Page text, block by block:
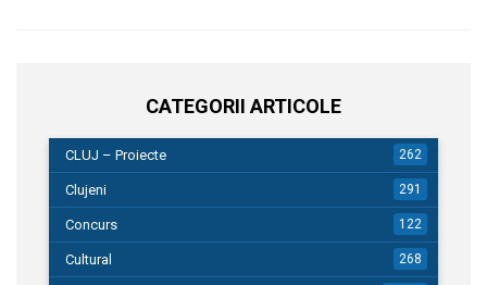
CATEGORII ARTICOLE
CLUJ – Proiecte 262
Clujeni 291
Concurs 122
Cultural 268